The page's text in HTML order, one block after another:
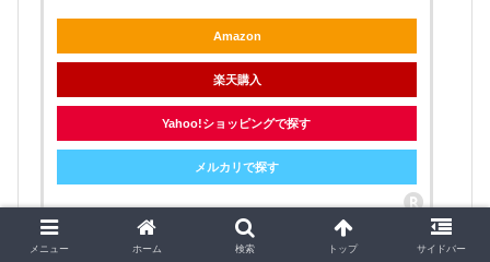
Amazon
楽天購入
Yahoo!ショッピングで探す
メルカリで探す
メニュー ホーム 検索 トップ サイドバー